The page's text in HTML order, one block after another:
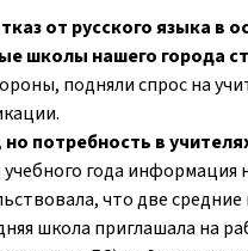
от русского языка в
школы нашего города
подняли спрос на
потребность в
года
что две
школа приглашала на